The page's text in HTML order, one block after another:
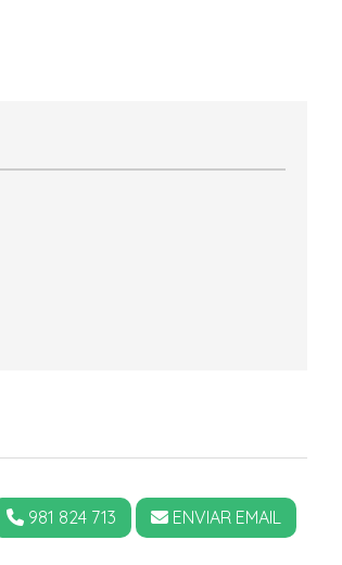
981 824 713 ENVIAR EMAIL